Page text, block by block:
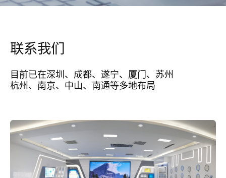
联系我们
目前已在深圳、成都、遂宁、厦门、苏州
杭州、南京、中山、南通等多地布局